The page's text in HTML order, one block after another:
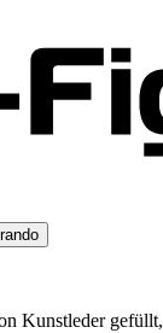
Kunstleder gefüllt,